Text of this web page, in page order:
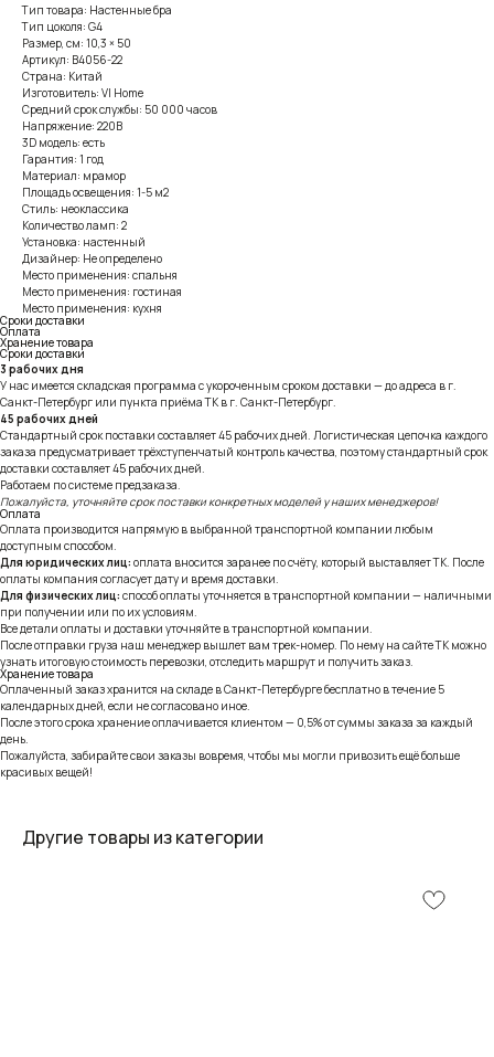
Тип товара: Настенные бра
Тип цоколя: G4
Размер, см: 10,3 × 50
Артикул: B4056-22
Страна: Китай
Изготовитель: VI Home
Средний срок службы: 50 000 часов
Напряжение: 220В
3D модель: есть
Гарантия: 1 год
Материал: мрамор
Площадь освещения: 1-5 м2
Стиль: неоклассика
Количество ламп: 2
Установка: настенный
Дизайнер: Не определено
Место применения: спальня
Место применения: гостиная
Место применения: кухня
Сроки доставки
Оплата
Хранение товара
Сроки доставки
3 рабочих дня
У нас имеется складская программа с укороченным сроком доставки — до адреса в г.
Санкт-Петербург или пункта приёма ТК в г. Санкт-Петербург.
45 рабочих дней
Стандартный срок поставки составляет 45 рабочих дней. Логистическая цепочка каждого
заказа предусматривает трёхступенчатый контроль качества, поэтому стандартный срок
доставки составляет 45 рабочих дней.
Работаем по системе предзаказа.
Пожалуйста, уточняйте срок поставки конкретных моделей у наших менеджеров!
Оплата
Оплата производится напрямую в выбранной транспортной компании любым
доступным способом.
Для юридических лиц: оплата вносится заранее по счёту, который выставляет ТК. После
оплаты компания согласует дату и время доставки.
Для физических лиц: способ оплаты уточняется в транспортной компании — наличными
при получении или по их условиям.
Все детали оплаты и доставки уточняйте в транспортной компании.
После отправки груза наш менеджер вышлет вам трек-номер. По нему на сайте ТК можно
узнать итоговую стоимость перевозки, отследить маршрут и получить заказ.
Хранение товара
Оплаченный заказ хранится на складе в Санкт-Петербурге бесплатно в течение 5
календарных дней, если не согласовано иное.
После этого срока хранение оплачивается клиентом — 0,5% от суммы заказа за каждый
день.
Пожалуйста, забирайте свои заказы вовремя, чтобы мы могли привозить ещё больше
красивых вещей!
Другие товары из категории